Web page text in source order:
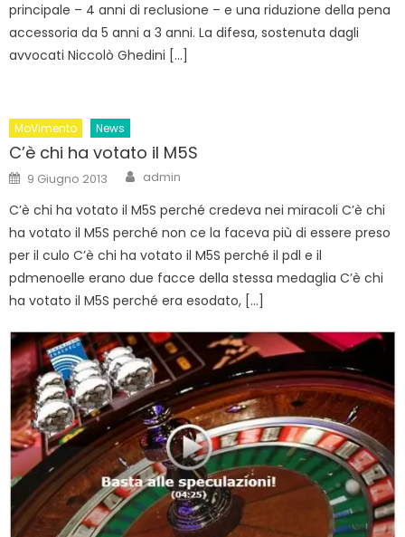
principale – 4 anni di reclusione – e una riduzione della pena
accessoria da 5 anni a 3 anni. La difesa, sostenuta dagli
avvocati Niccolò Ghedini […]
MoVimento News
C’è chi ha votato il M5S
Posted
on
9 Giugno 2013 Author
admin
C’è chi ha votato il M5S perché credeva nei miracoli C’è chi
ha votato il M5S perché non ce la faceva più di essere preso
per il culo C’è chi ha votato il M5S perché il pdl e il
pdmenoelle erano due facce della stessa medaglia C’è chi
ha votato il M5S perché era esodato, […]